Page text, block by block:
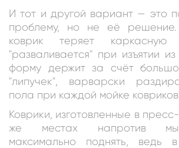
И тот и другой вариант — это
проблему, но не её решение.
коврик теряет каркасную
"разваливается" при изъятии
форму держит за счёт
"липучек", варварски
пола при каждой мойке ковриков.
Коврики, изготовленные в
же местах напротив мы
максимально поднять, ведь